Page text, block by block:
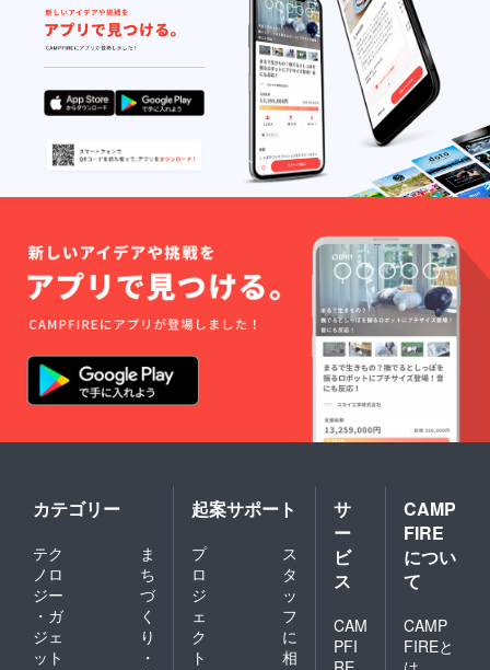
カテゴリー
テク
ノロ
ジー
・ガ
ジェ
ット
ま
ち
づ
く
り
・
起案サポート
プ
ロ
ジ
ェ
ク
ト
ス
タ
ッ
フ
に
相
サ
ー
ビ
ス
CAM
PFI
CAMP
FIRE
につい
て
CAMP
FIREと